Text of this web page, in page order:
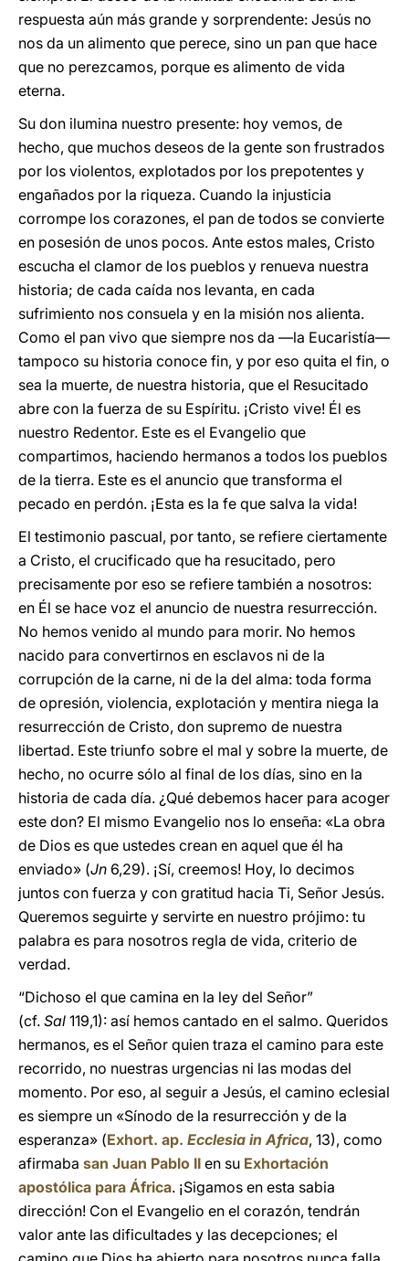
respuesta aún más grande y sorprendente: Jesús no
nos da un alimento que perece, sino un pan que hace
que no perezcamos, porque es alimento de vida
eterna.
Su don ilumina nuestro presente: hoy vemos, de
hecho, que muchos deseos de la gente son frustrados
por los violentos, explotados por los prepotentes y
engañados por la riqueza. Cuando la injusticia
corrompe los corazones, el pan de todos se convierte
en posesión de unos pocos. Ante estos males, Cristo
escucha el clamor de los pueblos y renueva nuestra
historia; de cada caída nos levanta, en cada
sufrimiento nos consuela y en la misión nos alienta.
Como el pan vivo que siempre nos da —la Eucaristía—
tampoco su historia conoce fin, y por eso quita el fin, o
sea la muerte, de nuestra historia, que el Resucitado
abre con la fuerza de su Espíritu. ¡Cristo vive! Él es
nuestro Redentor. Este es el Evangelio que
compartimos, haciendo hermanos a todos los pueblos
de la tierra. Este es el anuncio que transforma el
pecado en perdón. ¡Esta es la fe que salva la vida!
El testimonio pascual, por tanto, se refiere ciertamente
a Cristo, el crucificado que ha resucitado, pero
precisamente por eso se refiere también a nosotros:
en Él se hace voz el anuncio de nuestra resurrección.
No hemos venido al mundo para morir. No hemos
nacido para convertirnos en esclavos ni de la
corrupción de la carne, ni de la del alma: toda forma
de opresión, violencia, explotación y mentira niega la
resurrección de Cristo, don supremo de nuestra
libertad. Este triunfo sobre el mal y sobre la muerte, de
hecho, no ocurre sólo al final de los días, sino en la
historia de cada día. ¿Qué debemos hacer para acoger
este don? El mismo Evangelio nos lo enseña: «La obra
de Dios es que ustedes crean en aquel que él ha
enviado» (Jn 6,29). ¡Sí, creemos! Hoy, lo decimos
juntos con fuerza y con gratitud hacia Ti, Señor Jesús.
Queremos seguirte y servirte en nuestro prójimo: tu
palabra es para nosotros regla de vida, criterio de
verdad.
“Dichoso el que camina en la ley del Señor”
(cf. Sal 119,1): así hemos cantado en el salmo. Queridos
hermanos, es el Señor quien traza el camino para este
recorrido, no nuestras urgencias ni las modas del
momento. Por eso, al seguir a Jesús, el camino eclesial
es siempre un «Sínodo de la resurrección y de la
esperanza» (Exhort. ap. Ecclesia in Africa, 13), como
afirmaba san Juan Pablo II en su Exhortación
apostólica para África. ¡Sigamos en esta sabia
dirección! Con el Evangelio en el corazón, tendrán
valor ante las dificultades y las decepciones; el